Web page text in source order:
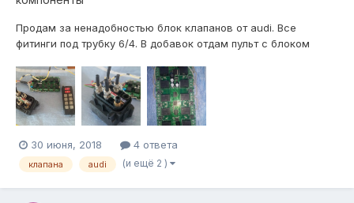
Продам за ненадобностью блок клапанов от audi. Все
фитинги под трубку 6/4. В добавок отдам пульт с блоком
идее нужно только компрессор от BMW x5 и подготовка
воздуха с управлением готова. Цену вижу в 5000 рябчиков.
Отправлю п...
30 июня, 2018 4 ответа
клапана audi (и ещё 2 )